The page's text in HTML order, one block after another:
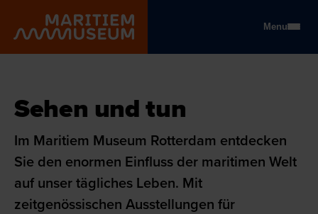
Gehe zum Hauptinhalt Menu
Sehen und tun
Im Maritiem Museum Rotterdam entdecken
Sie den enormen Einfluss der maritimen Welt
auf unser tägliches Leben. Mit
zeitgenössischen Ausstellungen für